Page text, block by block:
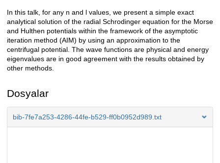
Açıklama
In this talk, for any n and l values, we present a simple exact
analytical solution of the radial Schrodinger equation for the Morse
and Hulthen potentials within the framework of the asymptotic
iteration method (AIM) by using an approximation to the
centrifugal potential. The wave functions are physical and energy
eigenvalues are in good agreement with the results obtained by
other methods.
Dosyalar
bib-7fe7a253-4286-44fe-b529-ff0b0952d989.txt